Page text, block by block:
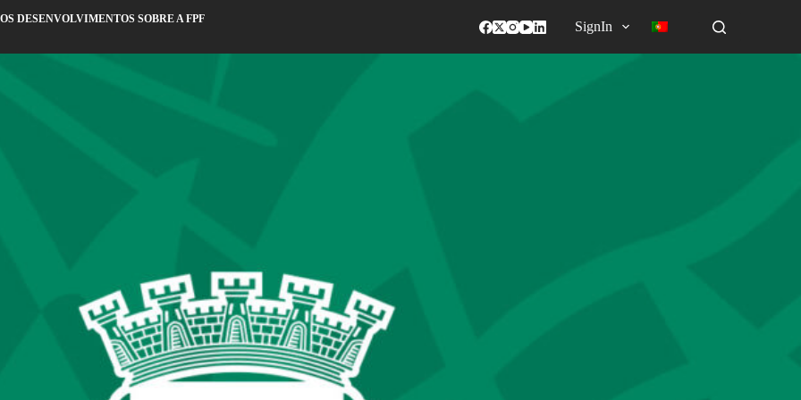
DESENVOLVIMENTOS SOBRE A FPF
SignIn